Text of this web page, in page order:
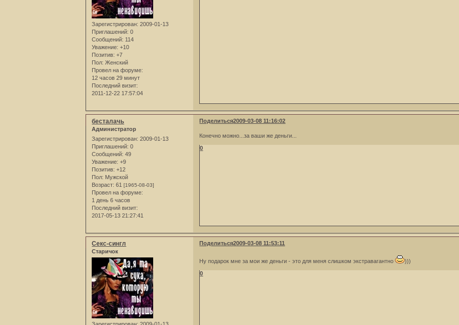
Зарегистрирован: 2009-01-13
Приглашений: 0
Сообщений: 114
Уважение: +10
Позитив: +7
Пол: Женский
Провел на форуме:
12 часов 29 минут
Последний визит:
2011-12-22 17:57:04
Поделиться2009-03-08 11:16:02
бесталачь
Администратор
Зарегистрирован: 2009-01-13
Приглашений: 0
Сообщений: 49
Уважение: +9
Позитив: +12
Пол: Мужской
Возраст: 61[1965-08-03]
Провел на форуме:
1 день 6 часов
Последний визит:
2017-05-13 21:27:41
Конечно можно...за ваши же деньги...
0
Поделиться2009-03-08 11:53:11
Секс-сингл
Старичок
Ну подарок мне за мои же деньги - это для меня слишком экстравагантно
)))
0